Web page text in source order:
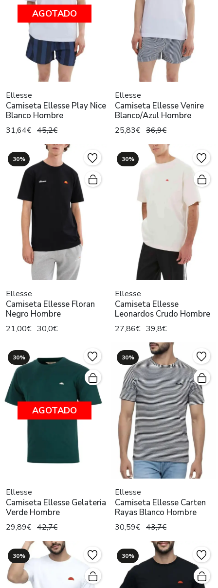
AGOTADO
Ellesse
Camiseta Ellesse Play Nice
Blanco Hombre
31,64€ 45,2€
Ellesse
Camiseta Ellesse Venire
Blanco/Azul Hombre
25,83€ 36,9€
30%
Ellesse
Camiseta Ellesse Floran
Negro Hombre
21,00€ 30,0€
30%
Ellesse
Camiseta Ellesse
Leonardos Crudo Hombre
27,86€ 39,8€
30%
AGOTADO
Ellesse
Camiseta Ellesse Gelateria
Verde Hombre
29,89€ 42,7€
30%
Ellesse
Camiseta Ellesse Carten
Rayas Blanco Hombre
30,59€ 43,7€
30% 30%